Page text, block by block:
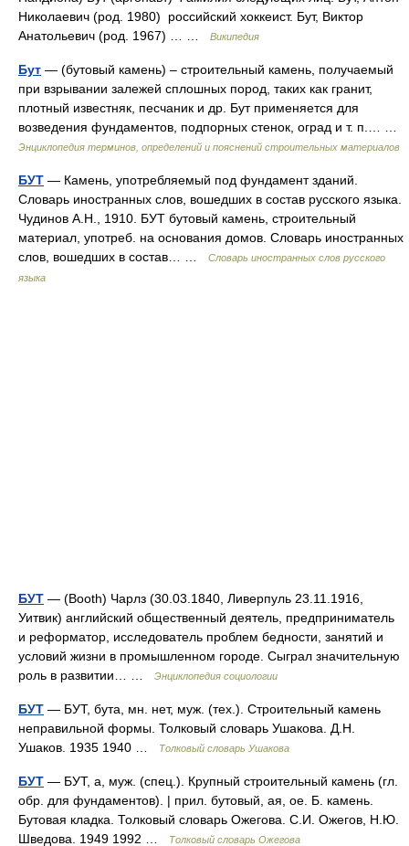
Николаевич (род. 1980) российский хоккеист. Бут, Виктор
Анатольевич (род. 1967) … …
Википедия
Бут — (бутовый камень) – строительный камень, получаемый
при взрывании залежей сплошных пород, таких как гранит,
плотный известняк, песчаник и др. Бут применяется для
возведения фундаментов, подпорных стенок, оград и т. п.… …
Энциклопедия терминов, определений и пояснений строительных материалов
БУТ — Камень, употребляемый под фундамент зданий.
Словарь иностранных слов, вошедших в состав русского языка.
Чудинов А.Н., 1910. БУТ бутовый камень, строительный
материал, употреб. на основания домов. Словарь иностранных
слов, вошедших в состав… …
Словарь иностранных слов русского
языка
БУТ — (Booth) Чарлз (30.03.1840, Ливерпуль 23.11.1916,
Уитвик) английский общественный деятель, предприниматель
и реформатор, исследователь проблем бедности, занятий и
условий жизни в промышленном городе. Сыграл значительную
роль в развитии… …
Энциклопедия социологии
БУТ — БУТ, бута, мн. нет, муж. (тех.). Строительный камень
неправильной формы. Толковый словарь Ушакова. Д.Н.
Ушаков. 1935 1940 …
Толковый словарь Ушакова
БУТ — БУТ, а, муж. (спец.). Крупный строительный камень (гл.
обр. для фундаментов). | прил. бутовый, ая, ое. Б. камень.
Бутовая кладка. Толковый словарь Ожегова. С.И. Ожегов, Н.Ю.
Шведова. 1949 1992 …
Толковый словарь Ожегова